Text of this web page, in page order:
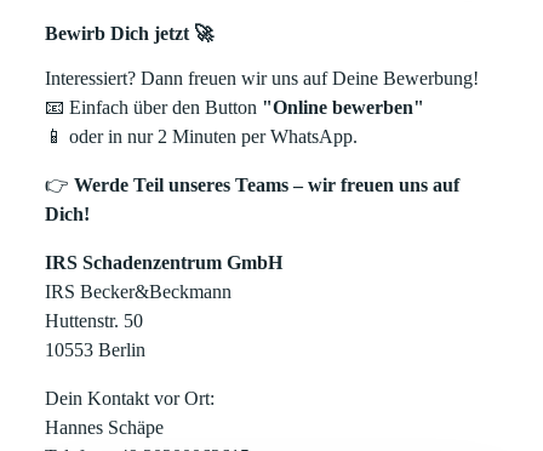
Bewirb Dich jetzt 🚀
Interessiert? Dann freuen wir uns auf Deine Bewerbung!
📧 Einfach über den Button "Online bewerben"
📱 oder in nur 2 Minuten per WhatsApp.
👉 Werde Teil unseres Teams – wir freuen uns auf
Dich!
IRS Schadenzentrum GmbH
IRS Becker&Beckmann
Huttenstr. 50
10553 Berlin
Dein Kontakt vor Ort:
Hannes Schäpe